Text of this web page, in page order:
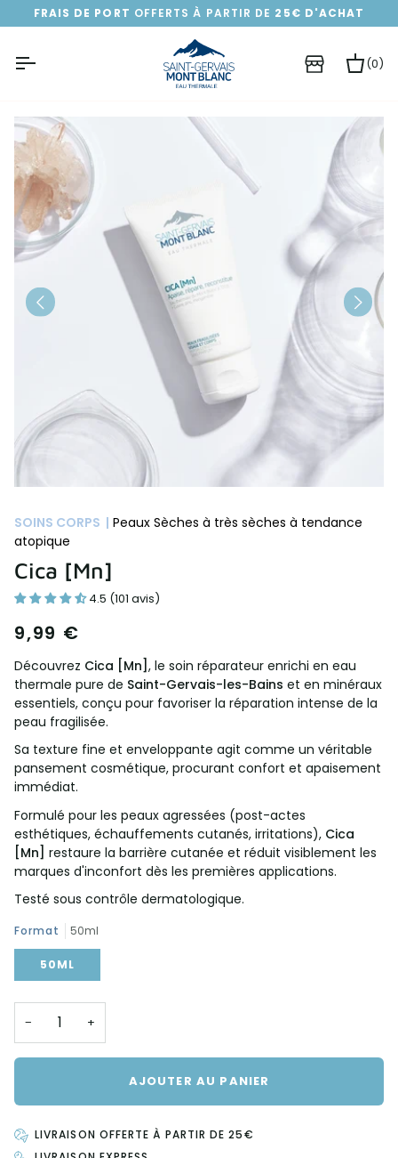
Passer
au
FRAIS DE PORT OFFERTS À PARTIR DE 25€ D'ACHAT
(0)
SOINS CORPS | Peaux Sèches à très sèches à tendance
atopique
Cica [Mn]
4.5 (101 avis)
9,99 €
Découvrez Cica [Mn] , le soin réparateur enrichi en eau
thermale pure de Saint-Gervais-les-Bains et en minéraux
essentiels, conçu pour favoriser la réparation intense de la
peau fragilisée.
Sa texture fine et enveloppante agit comme un véritable
pansement cosmétique, procurant confort et apaisement
immédiat.
Formulé pour les peaux agressées (post-actes
esthétiques, échauffements cutanés, irritations), Cica
[Mn] restaure la barrière cutanée et réduit visiblement les
marques d'inconfort dès les premières applications.
Testé sous contrôle dermatologique.
Format 50ml
50ML
− +
AJOUTER AU PANIER
LIVRAISON OFFERTE À PARTIR DE 25€